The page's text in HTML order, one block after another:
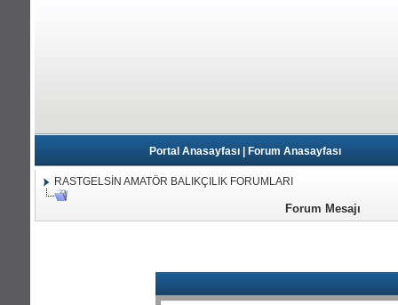
Portal Anasayfası| Forum Anasayfası
RASTGELSİN AMATÖR BALIKÇILIK FORUMLARI
Forum Mesajı